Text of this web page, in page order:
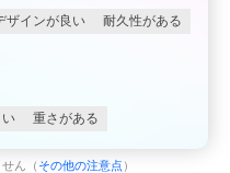
ザインが良い
耐久性がある
重さがある
ん（ その他の注意点 ）